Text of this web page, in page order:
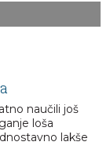
naučili još
loša
lakše